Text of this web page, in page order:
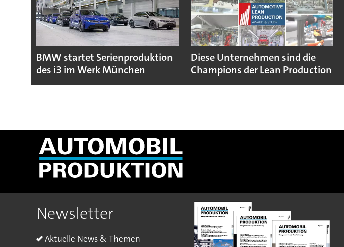
BMW startet Serienproduktion
des i3 im Werk München
Diese Unternehmen sind die
Champions der Lean Production
Newsletter
Aktuelle News & Themen